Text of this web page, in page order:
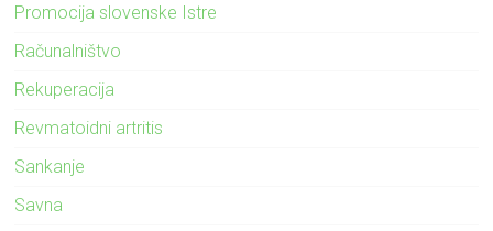
Promocija slovenske Istre
Računalništvo
Rekuperacija
Revmatoidni artritis
Sankanje
Savna